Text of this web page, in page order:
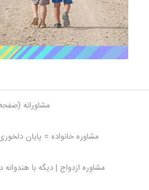
مشاورانه
مشاوره خانواده = پایان
مشاوره ازدواج | دیگه با هندوانه
این دوست متفاوت عبارت از شخصی می